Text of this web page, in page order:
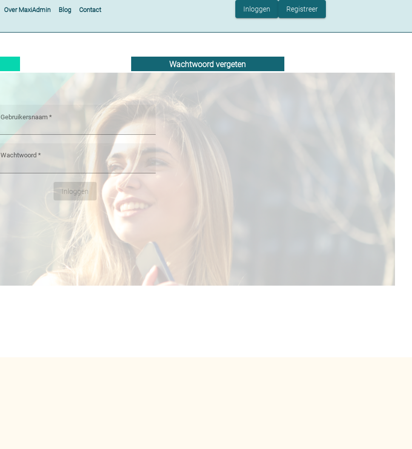
Over MaxiAdmin Blog Contact Inloggen Registreer
Wachtwoord vergeten
Gebruikersnaam*
Wachtwoord *
Inloggen